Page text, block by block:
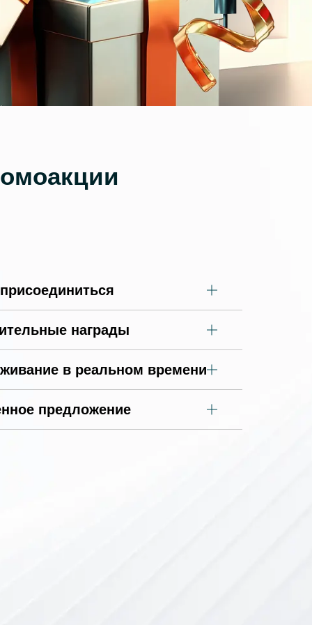
как
как
Зарядитесь торговой энергией
Действуют Условия и положения.
Бонус 0,88% на прибыль
Внесите депозит и торгуйте, чтобы
получить бонус до $888 на дневную
Откройте больше возможностей с
дополнительным бонусом 20% за
торговлю в выходные дни.*
награды
в реальном времени
предложение